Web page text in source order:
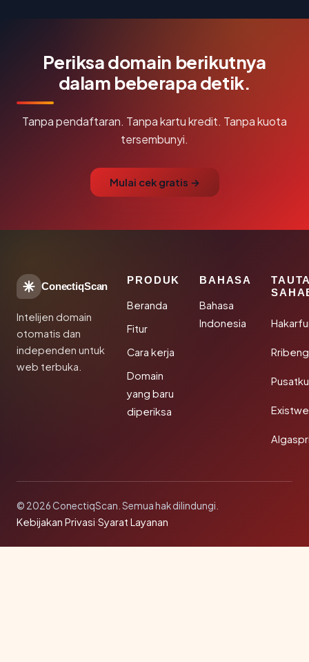
Periksa domain berikutnya
dalam beberapa detik.
Tanpa pendaftaran. Tanpa kartu kredit. Tanpa kuota
tersembunyi.
Mulai cek gratis →
ConectiqScan
Intelijen domain
otomatis dan
independen untuk
web terbuka.
PRODUK
Beranda
Fitur
Cara kerja
Domain
yang baru
diperiksa
BAHASA
Bahasa
Indonesia
© 2026 ConectiqScan. Semua hak dilindungi.
Kebijakan Privasi·Syarat Layanan